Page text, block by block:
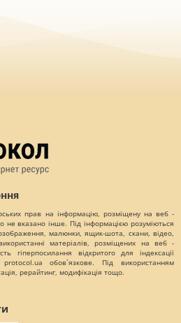
прав на інформацію, розміщену на веб -
не вказано інше. Під інформацією розуміються
малюнки, ящик-шота, скани, відео,
матеріалів, розміщених на веб -
гіперпосилання відкритого для індексації
обов`язкове. Під використанням
рерайтинг, модифікація тощо.